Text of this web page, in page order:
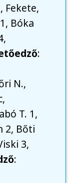
Fekete,
Bóka
:
N.,
T. 1,
2, Bőti
3,
: